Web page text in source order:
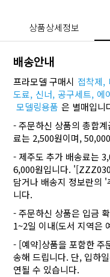
상품상세정보
배송안내
프라모델 구매시 접착제,
도료, 신너, 공구세트, 에
모델링용품 은 별매입니
- 주문하신 상품의 총합
료는 2,500원이며,
- 제주도 추가 배송료는
6,000원입니다.
담거나 배송지 정보란의
니다.
- 주문하신 상품은 입금
1~2일 이내(도서 지역은
- [예약]상품을 포함한 주
송해 드립니다. 단, 입하
연될 수 있습니다.